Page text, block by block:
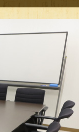
えるのタロット便り
間：10:00～18:00